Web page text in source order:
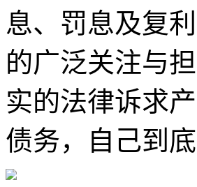
息、罚息及复
的广泛关注与
实的法律诉求
债务，自己到